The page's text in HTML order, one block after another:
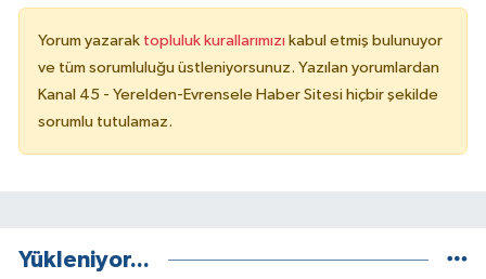
Yorum yazarak topluluk kurallarımızı kabul etmiş bulunuyor
ve tüm sorumluluğu üstleniyorsunuz. Yazılan yorumlardan
Kanal 45 - Yerelden-Evrensele Haber Sitesi hiçbir şekilde
sorumlu tutulamaz.
Yükleniyor...